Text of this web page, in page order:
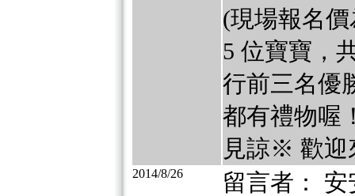
(現場報名
5 位寶寶，
行前三名優
都有禮物喔
見諒※ 歡迎
2014/8/26
留言者： 安